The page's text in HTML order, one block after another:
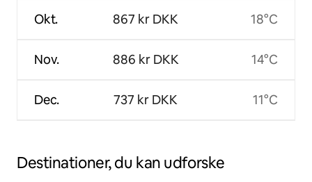
Okt.
Nov.
Dec.
867 kr DKK
886 kr DKK
737 kr DKK
18°C
14°C
11°C
Destinationer, du kan udforske